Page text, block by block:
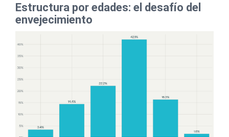
Estructura por edades: el desafío del
envejecimiento